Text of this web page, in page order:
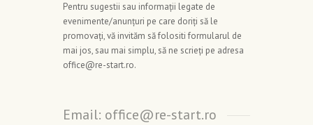
Pentru sugestii sau informații legate de
evenimente/anunțuri pe care doriți să le
promovați, vă invităm să folositi formularul de
mai jos, sau mai simplu, să ne scrieți pe adresa
office@re-start.ro.
Email: office@re-start.ro